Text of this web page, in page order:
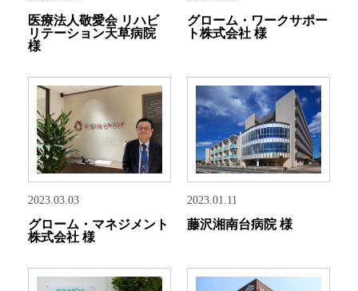
医療法人敬愛会 リハビ
リテーション天草病院
様
グローム・ワークサポー
ト株式会社 様
2023.03.03
グローム・マネジメント
株式会社 様
2023.01.11
藤沢湘南台病院 様